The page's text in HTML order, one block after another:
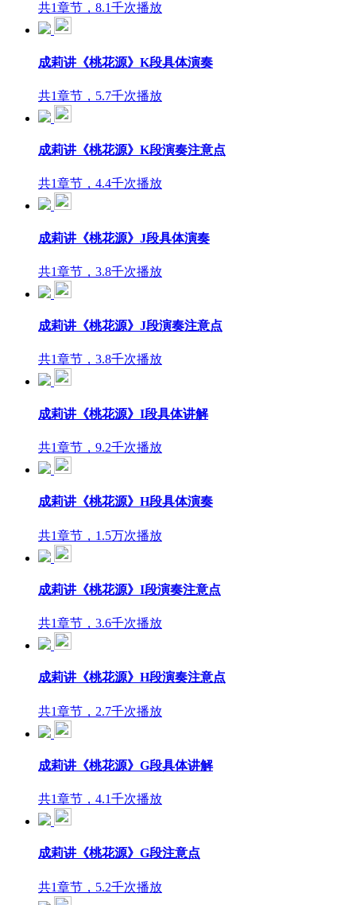
共1章节，8.1千次播放
成莉讲《桃花源》K段具体演奏
共1章节，5.7千次播放
成莉讲《桃花源》K段演奏注意点
共1章节，4.4千次播放
成莉讲《桃花源》J段具体演奏
共1章节，3.8千次播放
成莉讲《桃花源》J段演奏注意点
共1章节，3.8千次播放
成莉讲《桃花源》I段具体讲解
共1章节，9.2千次播放
成莉讲《桃花源》H段具体演奏
共1章节，1.5万次播放
成莉讲《桃花源》I段演奏注意点
共1章节，3.6千次播放
成莉讲《桃花源》H段演奏注意点
共1章节，2.7千次播放
成莉讲《桃花源》G段具体讲解
共1章节，4.1千次播放
成莉讲《桃花源》G段注意点
共1章节，5.2千次播放